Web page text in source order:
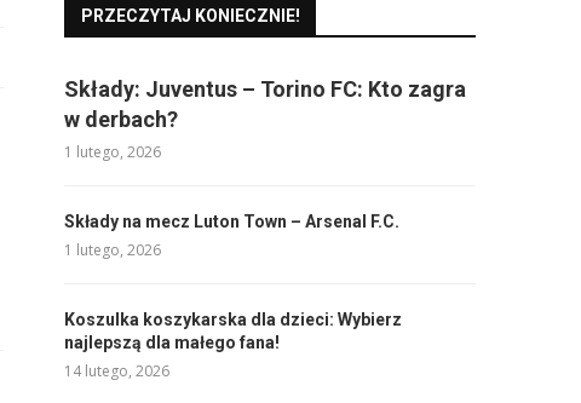
PRZECZYTAJ KONIECZNIE!
Składy: Juventus – Torino FC: Kto zagra
w derbach?
1 lutego, 2026
Składy na mecz Luton Town – Arsenal F.C.
1 lutego, 2026
Koszulka koszykarska dla dzieci: Wybierz
najlepszą dla małego fana!
14 lutego, 2026